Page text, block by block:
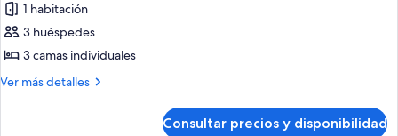
1 habitación
3 huéspedes
3 camas individuales
Ver más detalles
Más
Consultar precios y disponibilidad